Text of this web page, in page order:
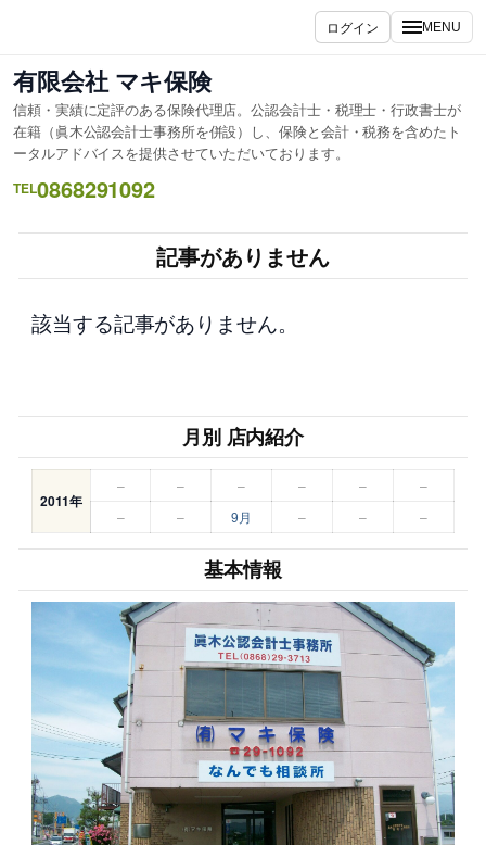
を
ス
キ
ッ
ログイン MENU
有限会社 マキ保険
信頼・実績に定評のある保険代理店。公認会計士・税理士・行政書士が
在籍（眞木公認会計士事務所を併設）し、保険と会計・税務を含めたト
ータルアドバイスを提供させていただいております。
TEL0868291092
記事がありません
該当する記事がありません。
月別 店内紹介
2011年
– – – – –
–
–
– 9月 – – –
基本情報